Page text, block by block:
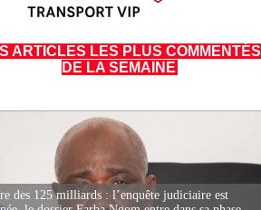
ARTICLES LES PLUS COMMENTÉS
DE LA SEMAINE
des 125 milliards : l’enquête judiciaire est